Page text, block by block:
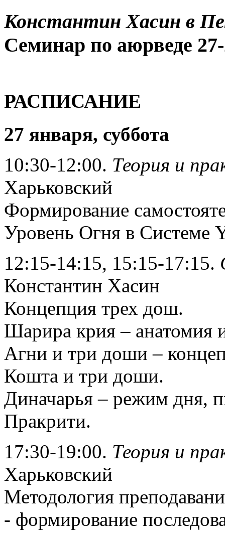
Константин Хасин в
Семинар по аюрведе
РАСПИСАНИЕ
27 января, суббота
10:30-12:00. Теория и
Харьковский
Формирование
Уровень Огня в Системе
12:15-14:15, 15:15-17:15.
Константин Хасин
Концепция трех дош.
Шарира крия – анатомия
Агни и три доши –
Кошта и три доши.
Диначарья – режим дня,
Пракрити.
17:30-19:00. Теория и
Харьковский
Методология
- формирование